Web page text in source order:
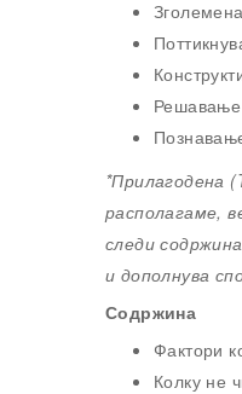
Решавање
*Прилагодена
располагаме,
следи
и дополнува
Содржина
Фактори
Колку не